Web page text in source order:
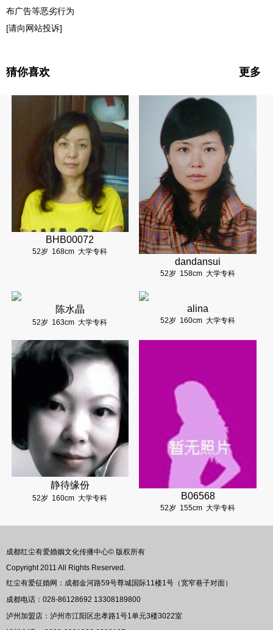
布广告等恶劣行为
[请向网站投诉]
猜你喜欢 更多
BHB00072
52岁 168cm 大学专科
dandansui
52岁 158cm 大学专科
陈水晶
52岁 163cm 大学专科
alina
52岁 160cm 大学专科
静待缘份
52岁 160cm 大学专科 B06568
52岁 155cm 大学专科
成都红尘有爱婚姻文化传播中心© 版权所有
Copyright 2011 All Rights Reserved.
红尘有爱征婚网：成都金河路59号尊城国际11楼1号（宽窄巷子对面）
成都电话：028-86128692 13308189800
泸州加盟店：泸州市江阳区忠孝路1号1单元3楼3022室